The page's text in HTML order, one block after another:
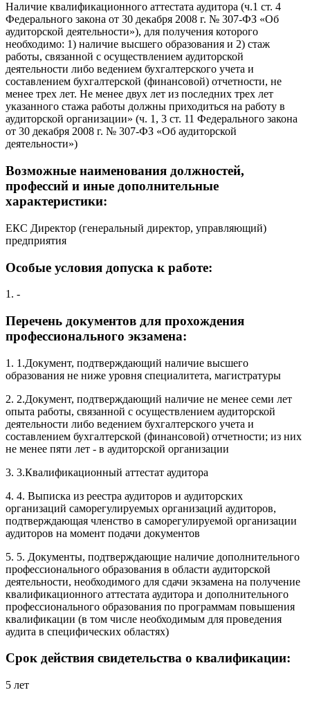
Наличие квалификационного аттестата аудитора (ч.1 ст. 4
Федерального закона от 30 декабря 2008 г. № 307-ФЗ «Об
аудиторской деятельности»), для получения которого
необходимо: 1) наличие высшего образования и 2) стаж
работы, связанной с осуществлением аудиторской
деятельности либо ведением бухгалтерского учета и
составлением бухгалтерской (финансовой) отчетности, не
менее трех лет. Не менее двух лет из последних трех лет
указанного стажа работы должны приходиться на работу в
аудиторской организации» (ч. 1, 3 ст. 11 Федерального закона
от 30 декабря 2008 г. № 307-ФЗ «Об аудиторской
деятельности»)
Возможные наименования должностей,
профессий и иные дополнительные
характеристики:
ЕКС Директор (генеральный директор, управляющий)
предприятия
Особые условия допуска к работе:
1. -
Перечень документов для прохождения
профессионального экзамена:
1. 1.Документ, подтверждающий наличие высшего
образования не ниже уровня специалитета, магистратуры
2. 2.Документ, подтверждающий наличие не менее семи лет
опыта работы, связанной с осуществлением аудиторской
деятельности либо ведением бухгалтерского учета и
составлением бухгалтерской (финансовой) отчетности; из них
не менее пяти лет - в аудиторской организации
3. 3.Квалификационный аттестат аудитора
4. 4. Выписка из реестра аудиторов и аудиторских
организаций саморегулируемых организаций аудиторов,
подтверждающая членство в саморегулируемой организации
аудиторов на момент подачи документов
5. 5. Документы, подтверждающие наличие дополнительного
профессионального образования в области аудиторской
деятельности, необходимого для сдачи экзамена на получение
квалификационного аттестата аудитора и дополнительного
профессионального образования по программам повышения
квалификации (в том числе необходимым для проведения
аудита в специфических областях)
Срок действия свидетельства о квалификации:
5 лет